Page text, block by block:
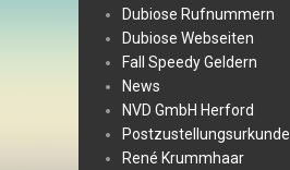
Dubiose Rufnummern
Dubiose Webseiten
Fall Speedy Geldern
News
NVD GmbH Herford
Postzustellungsurkunde
René Krummhaar